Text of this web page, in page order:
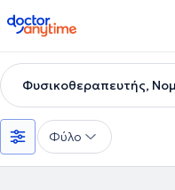
doctoranytime
Φυσικοθεραπευτής,
Φύλο